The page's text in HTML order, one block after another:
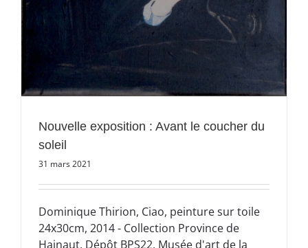
Nouvelle exposition : Avant le coucher du
soleil
31 mars 2021
Dominique Thirion, Ciao, peinture sur toile
24x30cm, 2014 - Collection Province de
Hainaut, Dépôt BPS22, Musée d'art de la